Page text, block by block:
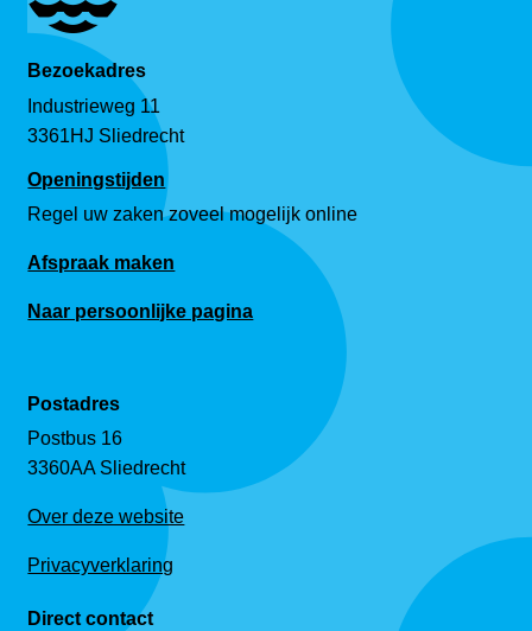
Bezoekadres
Industrieweg 11
3361HJ Sliedrecht
Openingstijden
Regel uw zaken zoveel mogelijk online
Afspraak maken
Naar persoonlijke pagina
Postadres
Postbus 16
3360AA Sliedrecht
Over deze website
Privacyverklaring
Direct contact